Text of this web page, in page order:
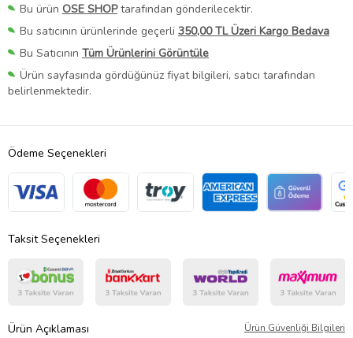
Bu ürün OSE SHOPtarafından gönderilecektir.
Bu satıcının ürünlerinde geçerli 350,00 TL Üzeri Kargo Bedava
Bu Satıcının Tüm Ürünlerini Görüntüle
Ürün sayfasında gördüğünüz fiyat bilgileri, satıcı tarafından
belirlenmektedir.
Ödeme Seçenekleri
Taksit Seçenekleri
Ürün Açıklaması Ürün Güvenliği Bilgileri